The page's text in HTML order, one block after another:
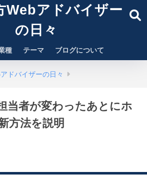
Webアドバイザー
の日々
種 テーマ ブログについて
ドバイザーの日々
当者が変わったあとにホ
方法を説明